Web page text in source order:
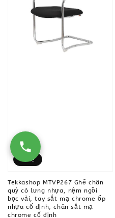
Sale
Tekkashop MTVP267 Ghế chân
quỳ có lưng nhựa, nệm ngồi
bọc vải, tay sắt mạ chrome ốp
nhựa cố định, chân sắt mạ
chrome cố định